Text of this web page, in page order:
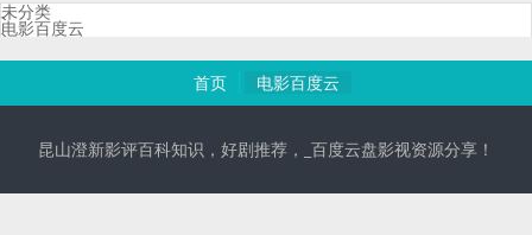
未分类
电影百度云
首页 电影百度云
昆山澄新影评百科知识，好剧推荐，_百度云盘影视资源分享！